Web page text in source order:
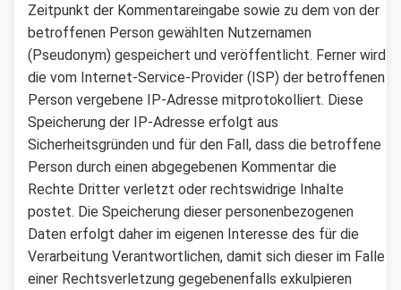
Zeitpunkt der Kommentareingabe sowie zu dem von der
betroffenen Person gewählten Nutzernamen
(Pseudonym) gespeichert und veröffentlicht. Ferner wird
die vom Internet-Service-Provider (ISP) der betroffenen
Person vergebene IP-Adresse mitprotokolliert. Diese
Speicherung der IP-Adresse erfolgt aus
Sicherheitsgründen und für den Fall, dass die betroffene
Person durch einen abgegebenen Kommentar die
Rechte Dritter verletzt oder rechtswidrige Inhalte
postet. Die Speicherung dieser personenbezogenen
Daten erfolgt daher im eigenen Interesse des für die
Verarbeitung Verantwortlichen, damit sich dieser im Falle
einer Rechtsverletzung gegebenenfalls exkulpieren